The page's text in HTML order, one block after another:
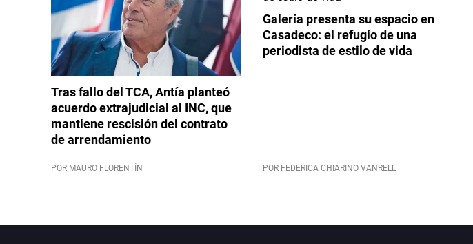
Tras fallo del TCA, Antía planteó
acuerdo extrajudicial al INC, que
mantiene rescisión del contrato
de arrendamiento
POR MAURO FLORENTÍN
Galería presenta su espacio en
Casadeco: el refugio de una
periodista de estilo de vida
POR FEDERICA CHIARINO VANRELL